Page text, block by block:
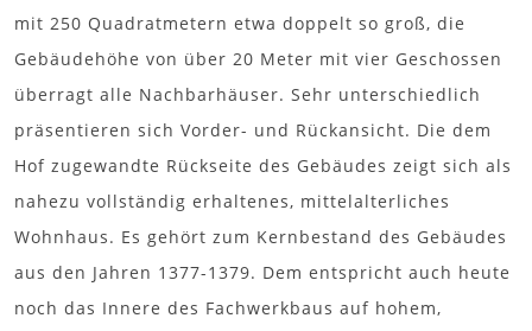
mit 250 Quadratmetern etwa doppelt so groß, die
Gebäudehöhe von über 20 Meter mit vier Geschossen
überragt alle Nachbarhäuser. Sehr unterschiedlich
präsentieren sich Vorder- und Rückansicht. Die dem
Hof zugewandte Rückseite des Gebäudes zeigt sich als
nahezu vollständig erhaltenes, mittelalterliches
Wohnhaus. Es gehört zum Kernbestand des Gebäudes
aus den Jahren 1377-1379. Dem entspricht auch heute
noch das Innere des Fachwerkbaus auf hohem,